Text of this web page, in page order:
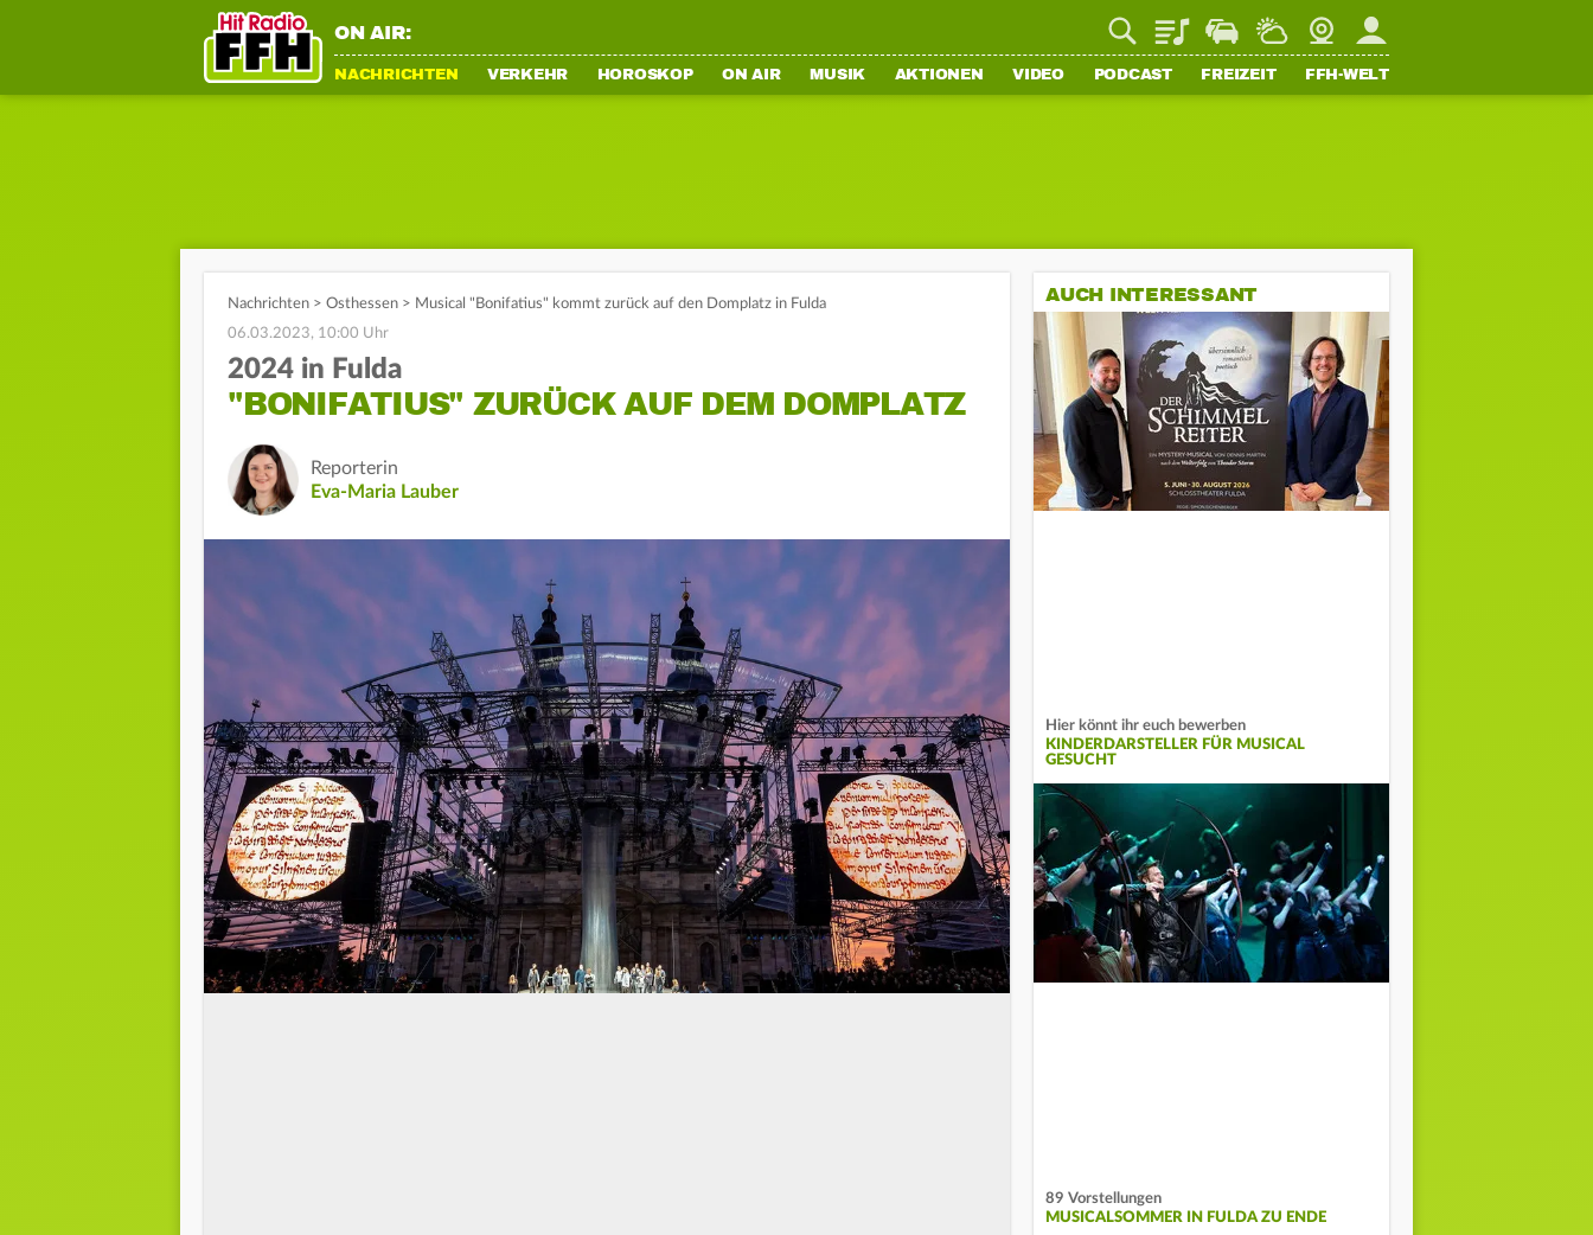
ON AIR: PlaylistStaupilotWetterWebcamMein FFH
NACHRICHTEN VERKEHR HOROSKOP ON AIR MUSIK AKTIONEN VIDEO PODCAST FREIZEIT FFH-WELT
Nachrichten > Osthessen > Musical "Bonifatius" kommt zurück auf den Domplatz in Fulda
06.03.2023, 10:00 Uhr
2024 in Fulda
"BONIFATIUS" ZURÜCK AUF DEM DOMPLATZ
Reporterin
Eva-Maria Lauber
AUCH INTERESSANT
Hier könnt ihr euch bewerben
KINDERDARSTELLER FÜR MUSICAL
GESUCHT
89 Vorstellungen
MUSICALSOMMER IN FULDA ZU ENDE